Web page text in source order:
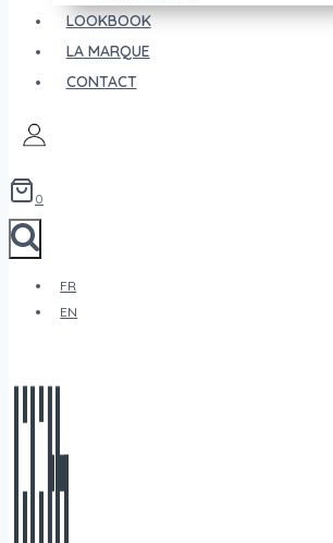
LOOKBOOK
LA MARQUE
CONTACT
0
FR
EN